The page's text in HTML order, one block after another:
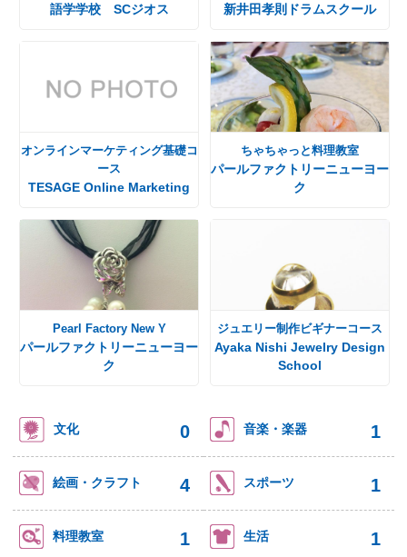
語学学校 SCジオス 新井田孝則ドラムスクール
オンラインマーケティング基礎コ
ース
TESAGE Online Marketing
ちゃちゃっと料理教室
パールファクトリーニューヨー
ク
Pearl Factory New Y
パールファクトリーニューヨー
ク
ジュエリー制作ビギナーコース
Ayaka Nishi Jewelry Design
School
文化 0 音楽・楽器 1
絵画・クラフト 4 スポーツ 1
料理教室 1 生活 1